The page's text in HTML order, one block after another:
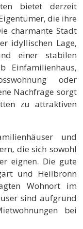
bietet derzeit
die ihre
charmante Stadt
idyllischen Lage,
einer stabilen
Einfamilienhaus,
oder
Nachfrage sorgt
zu attraktiven
und
die sich sowohl
eignen. Die gute
und Heilbronn
Wohnort im
sind aufgrund
bei